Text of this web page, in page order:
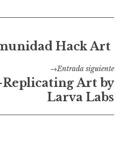
Hack Art
Entrada siguiente
Art by
Larva Labs